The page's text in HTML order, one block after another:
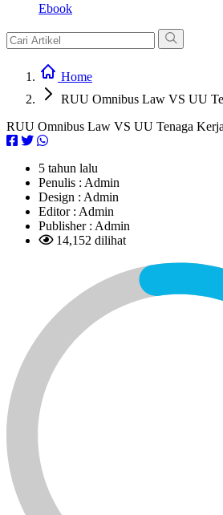
Ebook
Home
RUU Omnibus Law VS UU
RUU Omnibus Law VS UU Tenaga Kerja
5 tahun lalu
Penulis : Admin
Design : Admin
Editor : Admin
Publisher : Admin
14,152 dilihat